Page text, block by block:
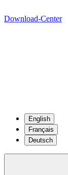
Download-Center
English
Français
Deutsch